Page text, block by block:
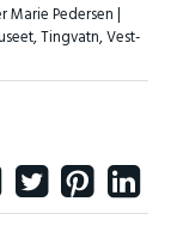
Marie Pedersen |
,Tingvatn,Vest-